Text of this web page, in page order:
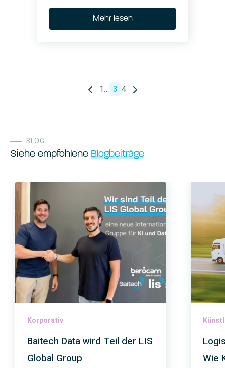
Mehr lesen
1… 3 4
BLOG
Siehe empfohlene Blogbeiträge
Korporativ
Baitech Data wird Teil der LIS
Global Group
Wie